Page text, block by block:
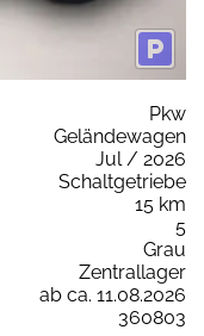
Pkw
Geländewagen
Jul / 2026
Schaltgetriebe
15 km
5
Grau
Zentrallager
ab ca. 11.08.2026
360803